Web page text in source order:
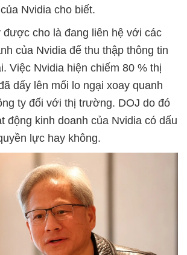
Nvidia cho biết.
được cho là đang liên hệ với các
của Nvidia để thu thập thông tin
Việc Nvidia hiện chiếm 80 % thị
dấy lên mối lo ngại xoay quanh
ty đối với thị trường. DOJ do đó
động kinh doanh của Nvidia có dấu
lực hay không.